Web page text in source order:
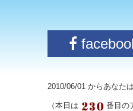
2010/06/01 からあなた
（本日は 番目の